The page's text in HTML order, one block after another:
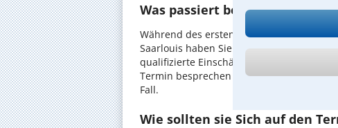
Was passiert beim
Während des ersten Gesprächs mit
Saarlouis haben Sie die Möglichkeit, in
qualifizierte Einschätzung zu Ihrem Fall
Termin besprechen Sie dann mit Ihrem
Fall.
Wie sollten sie Sich auf den